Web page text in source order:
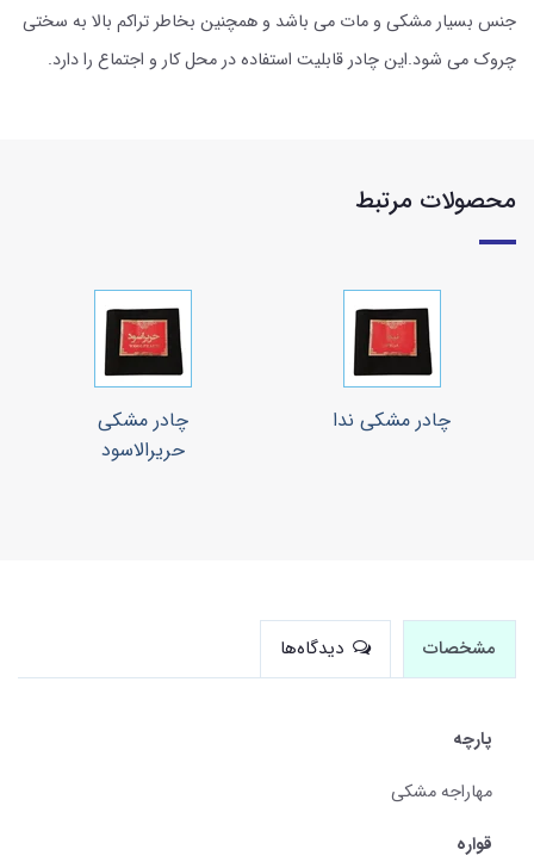
جنس بسیار مشکی و مات می باشد و همچنین بخاطر تراکم بالا به سختی
چروک می شود.این چادر قابلیت استفاده در محل کار و اجتماع را دارد.
محصولات مرتبط
چادر مشکی ندا
چادر مشکی
حریرالاسود
مشخصات دیدگاه‌ها
پارچه
مهاراجه مشکی
قواره